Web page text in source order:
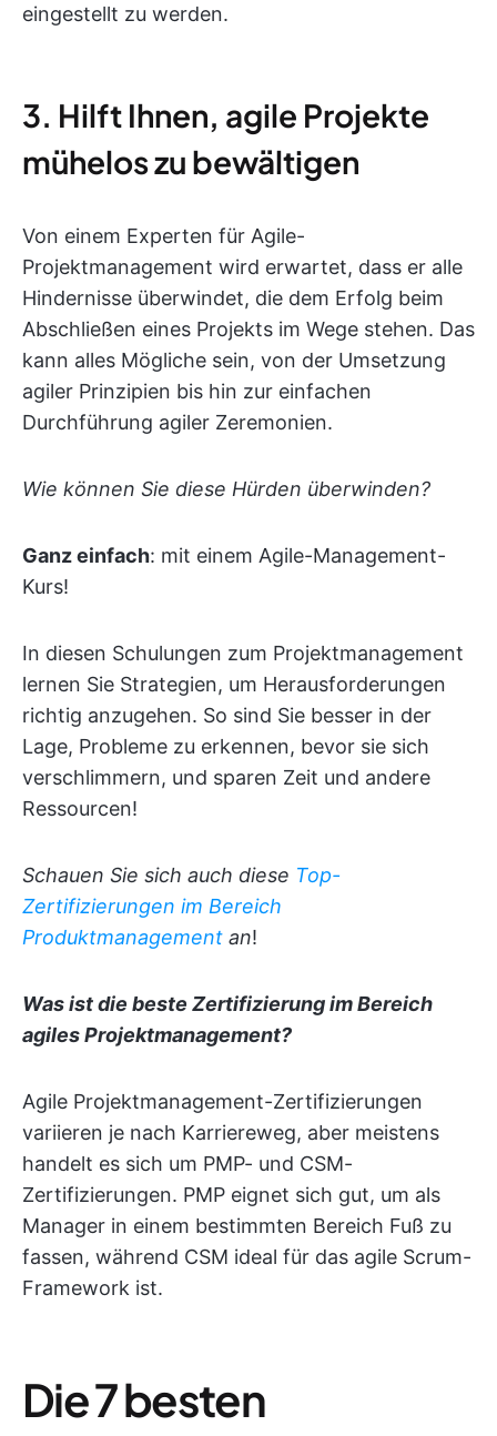
eingestellt zu werden.
3. Hilft Ihnen, agile Projekte
mühelos zu bewältigen
Von einem Experten für Agile-
Projektmanagement wird erwartet, dass er alle
Hindernisse überwindet, die dem Erfolg beim
Abschließen eines Projekts im Wege stehen. Das
kann alles Mögliche sein, von der Umsetzung
agiler Prinzipien bis hin zur einfachen
Durchführung agiler Zeremonien.
Wie können Sie diese Hürden überwinden?
Ganz einfach: mit einem Agile-Management-
Kurs!
In diesen Schulungen zum Projektmanagement
lernen Sie Strategien, um Herausforderungen
richtig anzugehen. So sind Sie besser in der
Lage, Probleme zu erkennen, bevor sie sich
verschlimmern, und sparen Zeit und andere
Ressourcen!
Schauen Sie sich auch diese Top-
Zertifizierungen im Bereich
Produktmanagement an!
Was ist die beste Zertifizierung im Bereich
agiles Projektmanagement?
Agile Projektmanagement-Zertifizierungen
variieren je nach Karriereweg, aber meistens
handelt es sich um PMP- und CSM-
Zertifizierungen. PMP eignet sich gut, um als
Manager in einem bestimmten Bereich Fuß zu
fassen, während CSM ideal für das agile Scrum-
Framework ist.
Die 7 besten